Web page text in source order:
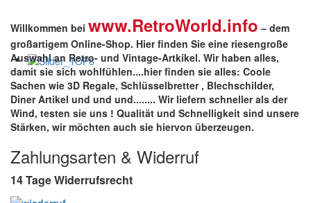
Willkommen bei www.RetroWorld.info – dem
großartigem Online-Shop. Hier finden Sie eine riesengroße
Auswahl an Retro- und Vintage-Artkikel. Wir haben alles,
damit sie sich wohlfühlen....hier finden sie alles: Coole
Sachen wie 3D Regale, Schlüsselbretter , Blechschilder,
Diner Artikel und und und........ Wir liefern schneller als der
Wind, testen sie uns ! Qualität und Schnelligkeit sind unsere
Stärken, wir möchten auch sie hiervon überzeugen.
Zahlungsarten & Widerruf
14 Tage Widerrufsrecht